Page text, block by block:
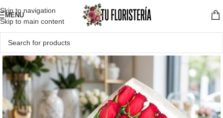
Skip to navigation
Skip to main content
MENU